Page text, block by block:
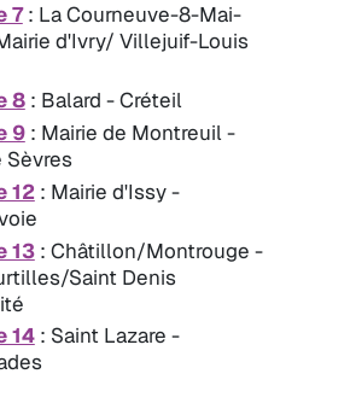
7 : La Courneuve-8-Mai-
d'Ivry/ Villejuif-Louis
8: Balard - Créteil
9: Mairie de Montreuil -
Sèvres
12: Mairie d'Issy -
13: Châtillon/Montrouge -
Saint Denis
14: Saint Lazare -